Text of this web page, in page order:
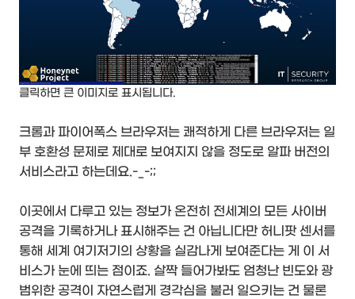
클릭하면 큰 이미지로 표시됩니다.
크롬과 파이어폭스 브라우저는 쾌적하게 다른 브라우저는 일
부 호환성 문제로 제대로 보여지지 않을 정도로 알파 버전의
서비스라고 하는데요.-_-;;
이곳에서 다루고 있는 정보가 온전히 전세계의 모든 사이버
공격을 기록하거나 표시해주는 건 아닙니다만 허니팟 센서를
통해 세계 여기저기의 상황을 실감나게 보여준다는 게 이 서
비스가 눈에 띄는 점이죠. 살짝 들어가봐도 엄청난 빈도와 광
범위한 공격이 자연스럽게 경각심을 불러 일으키는 건 물론